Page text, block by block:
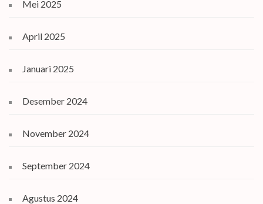
Mei 2025
April 2025
Januari 2025
Desember 2024
November 2024
September 2024
Agustus 2024